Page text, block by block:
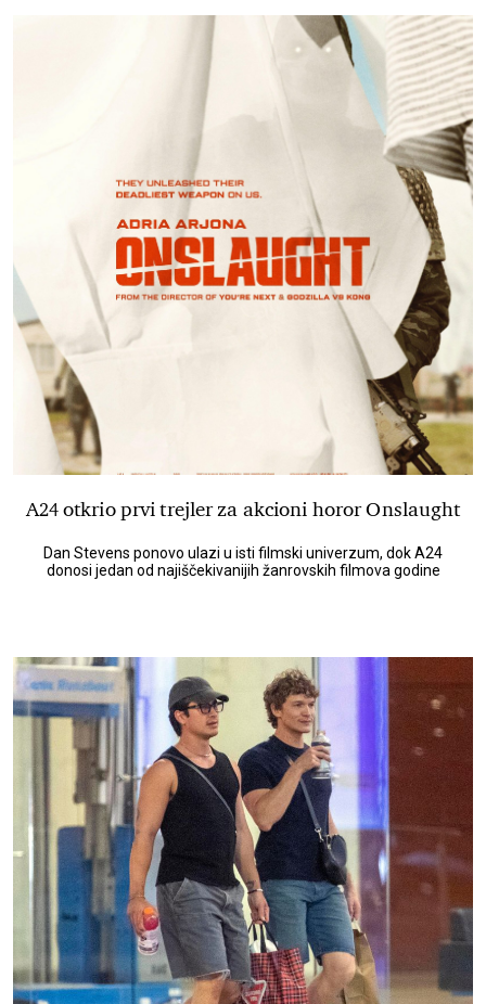
A24 otkrio prvi trejler za akcioni horor Onslaught
Dan Stevens ponovo ulazi u isti filmski univerzum, dok A24
donosi jedan od najiščekivanijih žanrovskih filmova godine